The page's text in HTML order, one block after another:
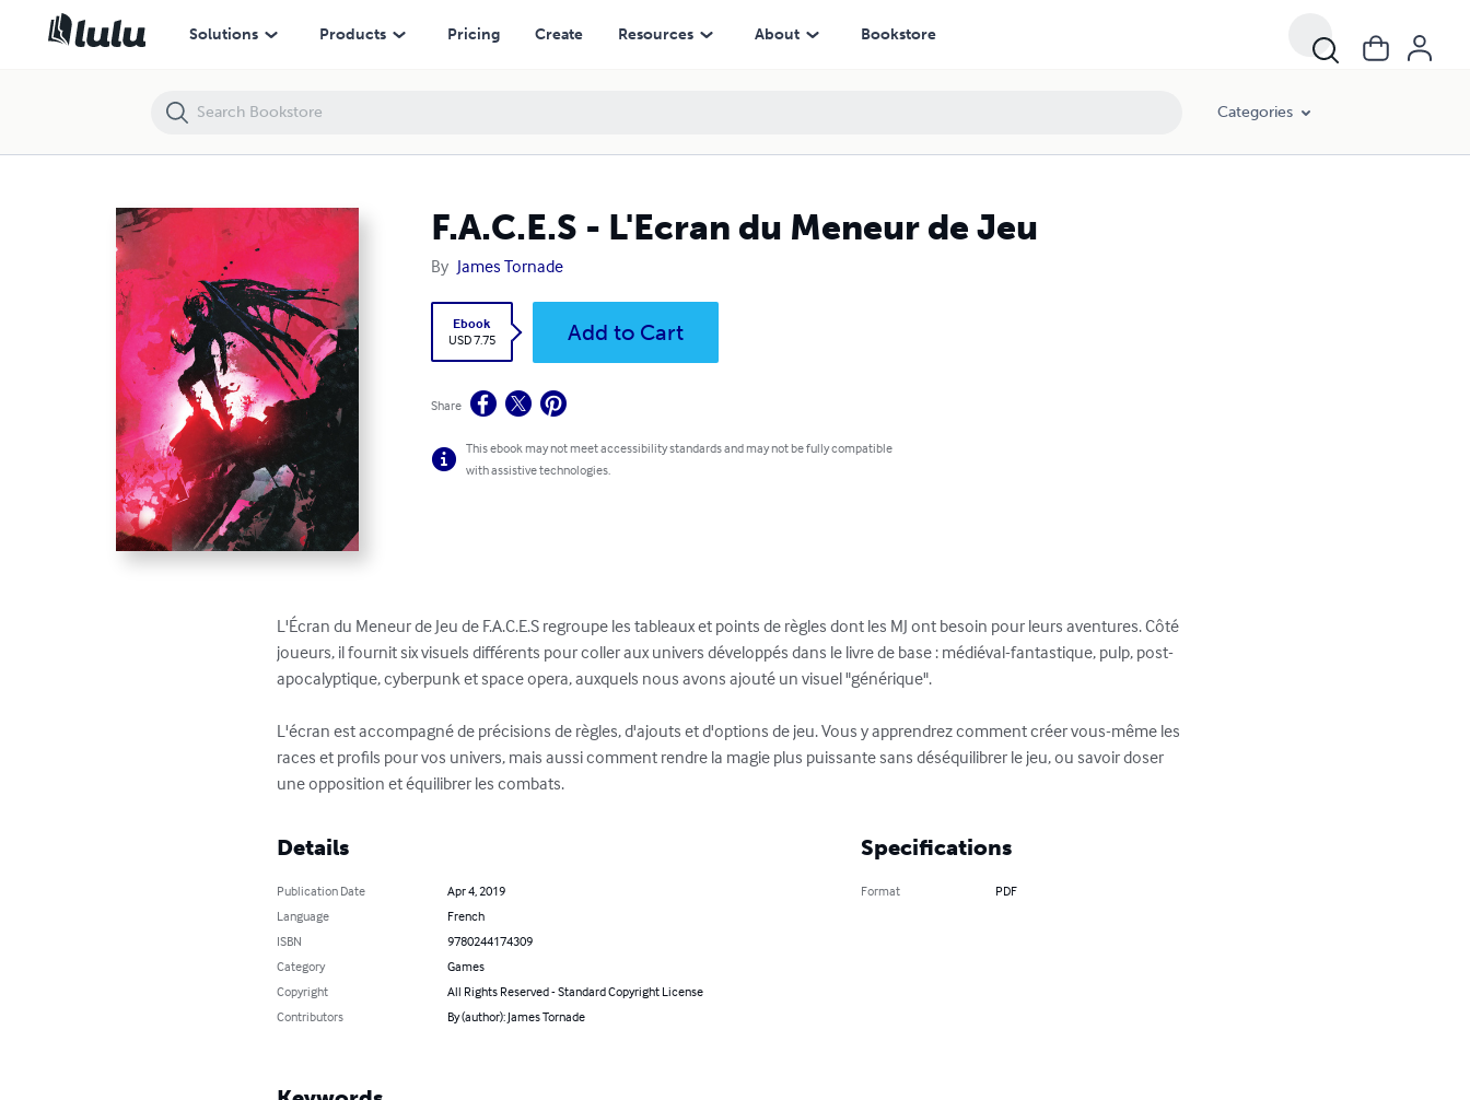
Solutions Products Pricing Create Resources About Bookstore
Categories
F.A.C.E.S - L'Ecran du Meneur de Jeu
By James Tornade
Ebook
USD 7.75
Add to Cart
Share
This ebook may not meet accessibility standards and may not be fully compatible
with assistive technologies.
L'Écran du Meneur de Jeu de F.A.C.E.S regroupe les tableaux et points de règles dont les MJ ont besoin pour leurs aventures. Côté
joueurs, il fournit six visuels différents pour coller aux univers développés dans le livre de base : médiéval-fantastique, pulp, post-
apocalyptique, cyberpunk et space opera, auxquels nous avons ajouté un visuel "générique".
L'écran est accompagné de précisions de règles, d'ajouts et d'options de jeu. Vous y apprendrez comment créer vous-même les
races et profils pour vos univers, mais aussi comment rendre la magie plus puissante sans déséquilibrer le jeu, ou savoir doser
une opposition et équilibrer les combats.
Details
Publication Date
Apr 4, 2019
Language
French
ISBN
9780244174309
Category
Games
Copyright
All Rights Reserved - Standard Copyright License
Contributors
By (author): James Tornade
Specifications
Format PDF
F.A.C.E.S - L'Ecran du Meneur de Jeu